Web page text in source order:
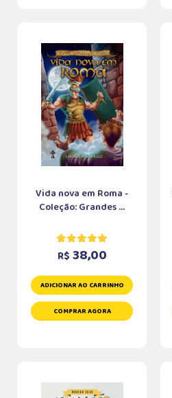
Vida nova em Roma -
Coleção: Grandes ...
R$ 38,00
ADICIONAR AO CARRINHO
COMPRAR AGORA